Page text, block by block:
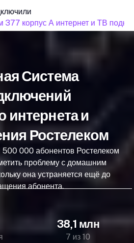
377 корпус А интернет и ТВ
Система
интернета и
Ростелеком
500 000 абонентов Ростелеком
проблему с домашним
она устраняется ещё до
абонента.
38,1 млн
7 из 10